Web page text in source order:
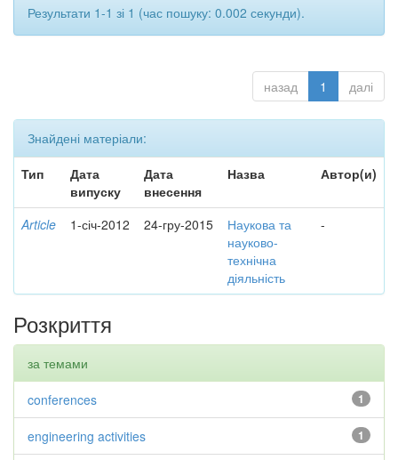
Результати 1-1 зі 1 (час пошуку: 0.002 секунди).
назад 1 далі
Знайдені матеріали:
Тип
Дата
випуску
Дата
внесення
Назва Автор(и)
Article 1-січ-2012 24-гру-2015
Наукова та
науково-
технічна
діяльність
-
Розкриття
за темами
1
conferences
1
engineering activities